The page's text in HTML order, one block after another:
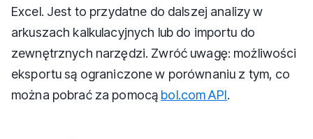
Excel. Jest to przydatne do dalszej analizy w
arkuszach kalkulacyjnych lub do importu do
zewnętrznych narzędzi. Zwróć uwagę: możliwości
eksportu są ograniczone w porównaniu z tym, co
można pobrać za pomocą bol.com API.